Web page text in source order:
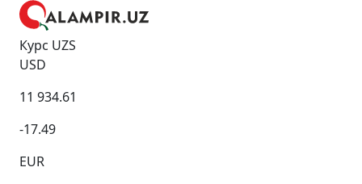
Курс UZS
USD
11 934.61
-17.49
EUR